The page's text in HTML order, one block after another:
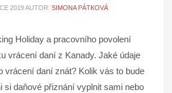
2019AUTOR: SIMONA PÁTKOVÁ
Holiday a pracovního povolení
vrácení daní z Kanady. Jaké údaje
vrácení daní znát? Kolik vás to bude
si daňové přiznání vyplnit sami nebo